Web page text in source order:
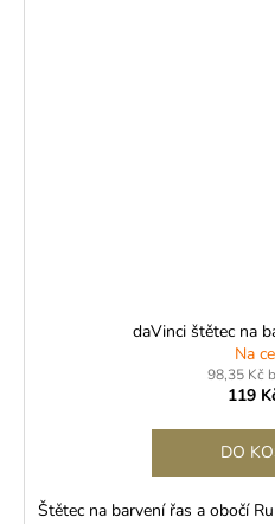
daVinci štětec na
Na
98,35 Kč
119
DO
Štětec na barvení řas a obočí